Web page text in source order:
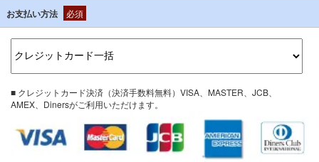
お支払い方法 必須
■ クレジットカード決済（決済手数料無料）VISA、MASTER、JCB、
AMEX、Dinersがご利用いただけます。